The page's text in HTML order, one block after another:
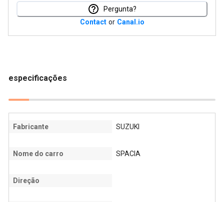
Pergunta?
Contact or Canal.io
especificações
Fabricante SUZUKI
Nome do carro SPACIA
Direção